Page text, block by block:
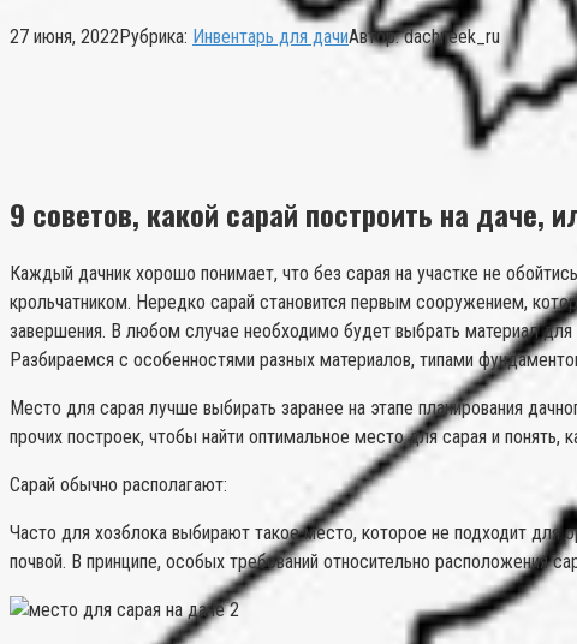
27 июня, 2022Рубрика: Инвентарь для дачиАвтор: dachneek_ru
9 советов, какой сарай построить на даче,
Каждый дачник хорошо понимает, что без сарая на участке не
крольчатником. Нередко сарай становится первым сооружением,
завершения. В любом случае необходимо будет выбрать материал
Разбираемся с особенностями разных материалов, типами
Место для сарая лучше выбирать заранее на этапе планирования
прочих построек, чтобы найти оптимальное место для сарая и
Сарай обычно располагают:
Часто для хозблока выбирают такое место, которое не подходит для
почвой. В принципе, особых требований относительно расположения